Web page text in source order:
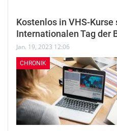
Kostenlos in VHS-Kurse
Internationalen Tag der
Jan. 19, 2023 12:06
CHRONIK